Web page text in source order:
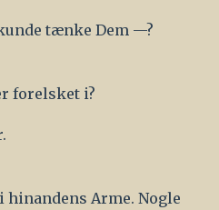
tænke Dem —?
forelsket i?
hinandens Arme. Nogle